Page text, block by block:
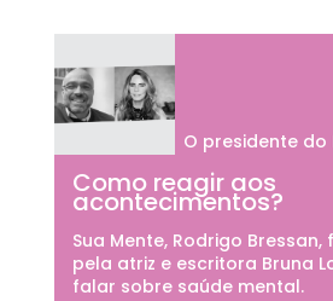
Como reagir aos
acontecimentos?
O presidente
Sua Mente, Rodrigo
pela atriz e escritora Bruna
falar sobre saúde mental.